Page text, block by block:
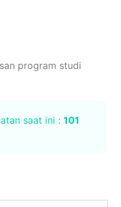
program studi
saat ini : 101